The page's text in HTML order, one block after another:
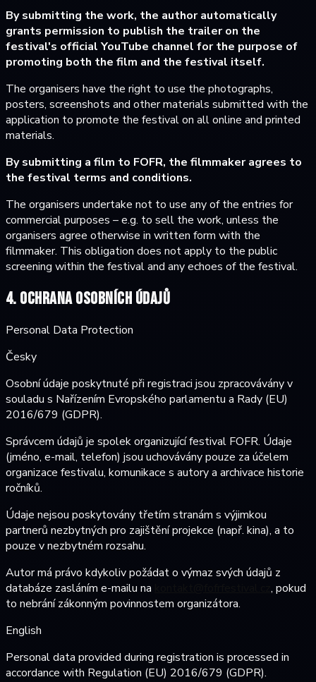
By submitting the work, the author automatically
grants permission to publish the trailer on the
festival's official YouTube channel for the purpose of
promoting both the film and the festival itself.
The organisers have the right to use the photographs,
posters, screenshots and other materials submitted with the
application to promote the festival on all online and printed
materials.
By submitting a film to FOFR, the filmmaker agrees to
the festival terms and conditions.
The organisers undertake not to use any of the entries for
commercial purposes – e.g. to sell the work, unless the
organisers agree otherwise in written form with the
filmmaker. This obligation does not apply to the public
screening within the festival and any echoes of the festival.
4. Ochrana osobních údajů
Personal Data Protection
Česky
Osobní údaje poskytnuté při registraci jsou zpracovávány v
souladu s Nařízením Evropského parlamentu a Rady (EU)
2016/679 (GDPR).
Správcem údajů je spolek organizující festival FOFR. Údaje
(jméno, e-mail, telefon) jsou uchovávány pouze za účelem
organizace festivalu, komunikace s autory a archivace historie
ročníků.
Údaje nejsou poskytovány třetím stranám s výjimkou
partnerů nezbytných pro zajištění projekce (např. kina), a to
pouze v nezbytném rozsahu.
Autor má právo kdykoliv požádat o výmaz svých údajů z
databáze zasláním e-mailu na
, pokud
to nebrání zákonným povinnostem organizátora.
English
Personal data provided during registration is processed in
accordance with Regulation (EU) 2016/679 (GDPR).